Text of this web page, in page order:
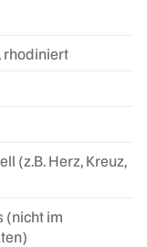
rhodiniert
(z.B. Herz, Kreuz,
(nicht im